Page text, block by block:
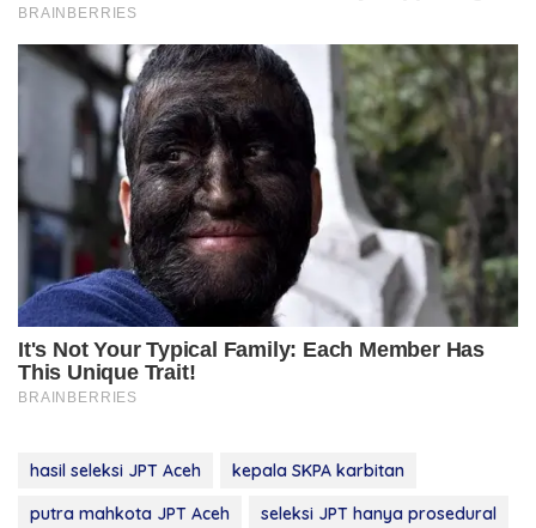
hasil seleksi JPT Aceh
kepala SKPA karbitan
putra mahkota JPT Aceh
seleksi JPT hanya prosedural